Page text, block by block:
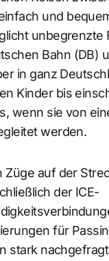
und
unbegrenzte
Bahn (DB)
in ganz
Kinder bis
wenn sie von
werden.
Züge auf der
der ICE-
für
stark